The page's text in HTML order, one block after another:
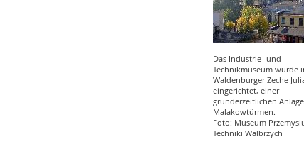
Das Industrie- und
Technikmuseum wurde
Waldenburger Zeche
eingerichtet, einer
gründerzeitlichen
Malakowtürmen.
Foto: Museum
Techniki Walbrzych